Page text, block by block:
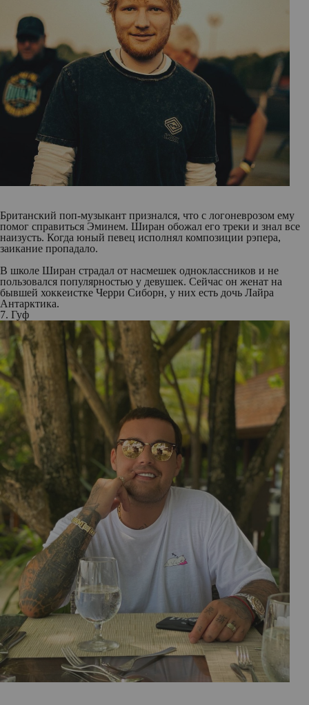
Британский поп-музыкант признался, что с логоневрозом ему
помог справиться Эминем. Ширан обожал его треки и знал все
наизусть. Когда юный певец исполнял композиции рэпера,
заикание пропадало.
В школе Ширан страдал от насмешек одноклассников и не
пользовался популярностью у девушек. Сейчас он женат на
бывшей хоккеистке Черри Сиборн, у них есть дочь Лайра
Антарктика.
7. Гуф